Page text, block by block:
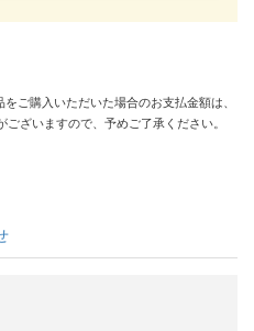
ご購入いただいた場合のお支払金額は、
ざいますので、予めご了承ください。